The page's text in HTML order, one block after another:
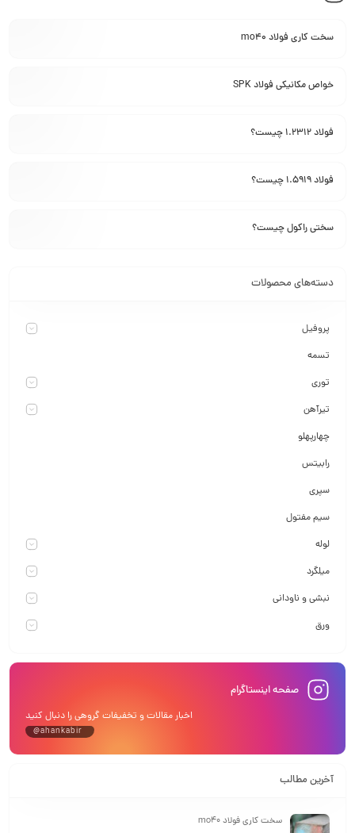
سخت کاری فولاد mo40
خواص مکانیکی فولاد SPK
فولاد 1.2312 چیست؟
فولاد 1.5919 چیست؟
سختی راکول چیست؟
دسته‌های محصولات
پروفیل
تسمه
توری
تیرآهن
چهارپهلو
رابیتس
سپری
سیم مفتول
لوله
میلگرد
نبشی و ناودانی
ورق
صفحه اینستاگرام
اخبار مقالات و تخفیفات گروهی را دنبال کنید
@ahankabir
آخرین مطالب
سخت کاری فولاد mo40